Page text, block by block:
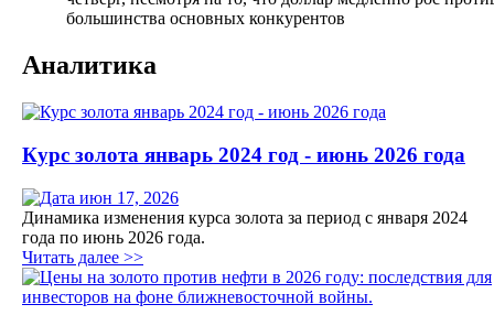
большинства основных конкурентов
Аналитика
Курс золота январь 2024 год - июнь 2026 года
июн 17, 2026
Динамика изменения курса золота за период с января 2024
года по июнь 2026 года.
Читать далее >>